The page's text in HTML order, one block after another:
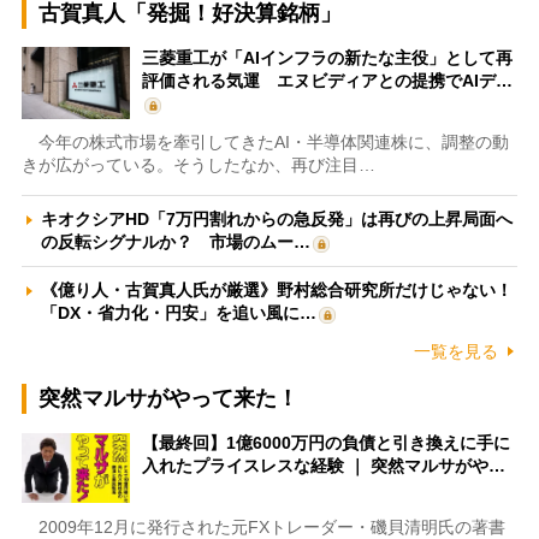
古賀真人「発掘！好決算銘柄」
三菱重工が「AIインフラの新たな主役」として再
評価される気運 エヌビディアとの提携でAIデ…
今年の株式市場を牽引してきたAI・半導体関連株に、調整の動
きが広がっている。そうしたなか、再び注目…
キオクシアHD「7万円割れからの急反発」は再びの上昇局面へ
の反転シグナルか？ 市場のムー…
《億り人・古賀真人氏が厳選》野村総合研究所だけじゃない！
「DX・省力化・円安」を追い風に…
一覧を見る
突然マルサがやって来た！
【最終回】1億6000万円の負債と引き換えに手に
入れたプライスレスな経験 ｜ 突然マルサがや…
2009年12月に発行された元FXトレーダー・磯貝清明氏の著書